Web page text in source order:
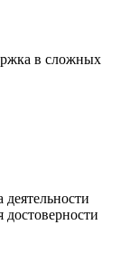
в сложных